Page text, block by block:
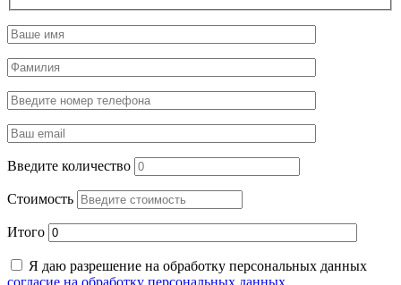
Введите количество
Стоимость
Итого
Я даю разрешение на обработку персональных данных
согласие на обработку персональных данных